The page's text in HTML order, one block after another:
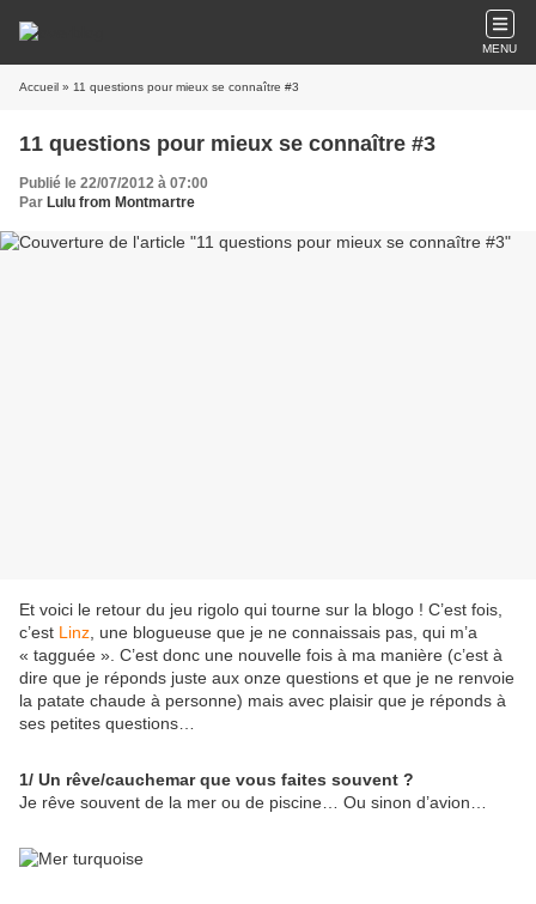
MENU
Accueil » 11 questions pour mieux se connaître #3
11 questions pour mieux se connaître #3
Publié le 22/07/2012 à 07:00
Par Lulu from Montmartre
Et voici le retour du jeu rigolo qui tourne sur la blogo ! C’est fois,
c’est Linz , une blogueuse que je ne connaissais pas, qui m’a
« tagguée ». C’est donc une nouvelle fois à ma manière (c’est à
dire que je réponds juste aux onze questions et que je ne renvoie
la patate chaude à personne) mais avec plaisir que je réponds à
ses petites questions…
1/ Un rêve/cauchemar que vous faites souvent ?
Je rêve souvent de la mer ou de piscine… Ou sinon d’avion…